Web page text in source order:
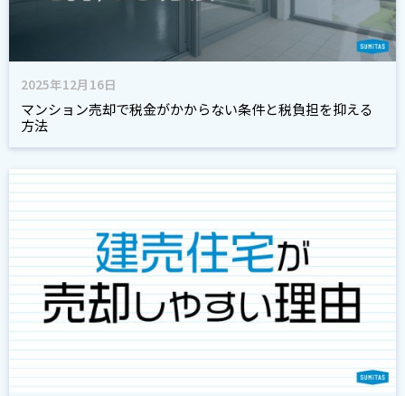
2025年12月16日
マンション売却で税金がかからない条件と税負担を抑える
方法